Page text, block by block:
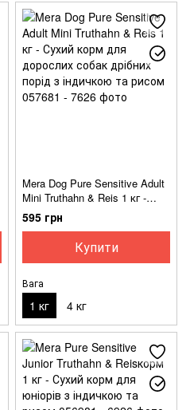
Mera Dog Pure Sensitive Adult
Mini Truthahn & Reis 1 кг -
Сухий корм для дорослих
собак дрібних порід з
індичкою та рисом
595 грн
Купити
Вага
1 кг 4 кг